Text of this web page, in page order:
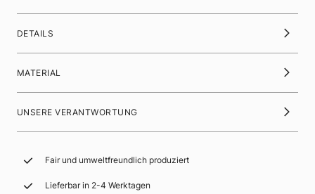
DETAILS
MATERIAL
UNSERE VERANTWORTUNG
Fair und umweltfreundlich produziert
Lieferbar in 2-4 Werktagen